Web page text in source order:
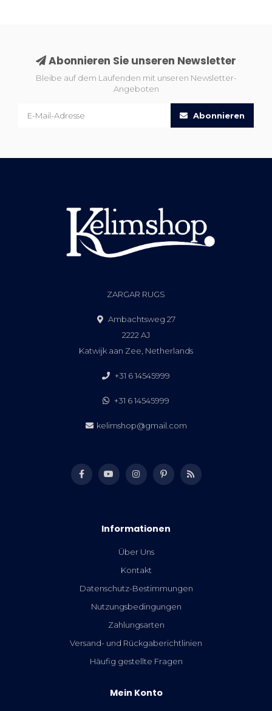
Abonnieren Sie unseren Newsletter
Bleibe auf dem Laufenden mit unseren Newsletter-
Angeboten
Abonnieren
ZARGAR RUGS
Ambachtsweg 27
2222 AJ
Katwijk aan Zee, Netherlands
+31 6 14545999
+31 6 14545999
kelimshop@gmail.com
Informationen
Über Uns
Kontakt
Datenschutz-Bestimmungen
Nutzungsbedingungen
Zahlungsarten
Versand- und Rückgaberichtlinien
Häufig gestellte Fragen
Mein Konto